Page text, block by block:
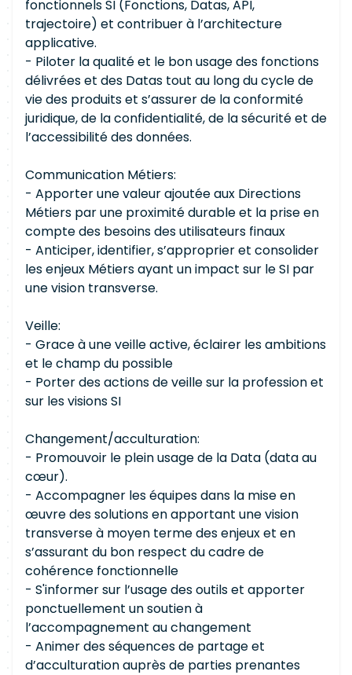
fonctionnels SI (Fonctions, Datas, API,
trajectoire) et contribuer à l’architecture
applicative.
- Piloter la qualité et le bon usage des fonctions
délivrées et des Datas tout au long du cycle de
vie des produits et s’assurer de la conformité
juridique, de la confidentialité, de la sécurité et de
l’accessibilité des données.
Communication Métiers:
- Apporter une valeur ajoutée aux Directions
Métiers par une proximité durable et la prise en
compte des besoins des utilisateurs finaux
- Anticiper, identifier, s’approprier et consolider
les enjeux Métiers ayant un impact sur le SI par
une vision transverse.
Veille:
- Grace à une veille active, éclairer les ambitions
et le champ du possible
- Porter des actions de veille sur la profession et
sur les visions SI
Changement/acculturation:
- Promouvoir le plein usage de la Data (data au
cœur).
- Accompagner les équipes dans la mise en
œuvre des solutions en apportant une vision
transverse à moyen terme des enjeux et en
s’assurant du bon respect du cadre de
cohérence fonctionnelle
- S'informer sur l’usage des outils et apporter
ponctuellement un soutien à
l’accompagnement au changement
- Animer des séquences de partage et
d’acculturation auprès de parties prenantes